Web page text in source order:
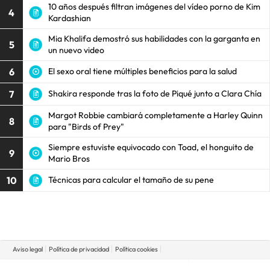
4
10 años después filtran imágenes del vídeo porno de Kim
Kardashian
5
Mia Khalifa demostró sus habilidades con la garganta en
un nuevo video
6 El sexo oral tiene múltiples beneficios para la salud
7 Shakira responde tras la foto de Piqué junto a Clara Chía
8
Margot Robbie cambiará completamente a Harley Quinn
para "Birds of Prey"
9
Siempre estuviste equivocado con Toad, el honguito de
Mario Bros
10 Técnicas para calcular el tamaño de su pene
Aviso legal Política de privacidad Política cookies